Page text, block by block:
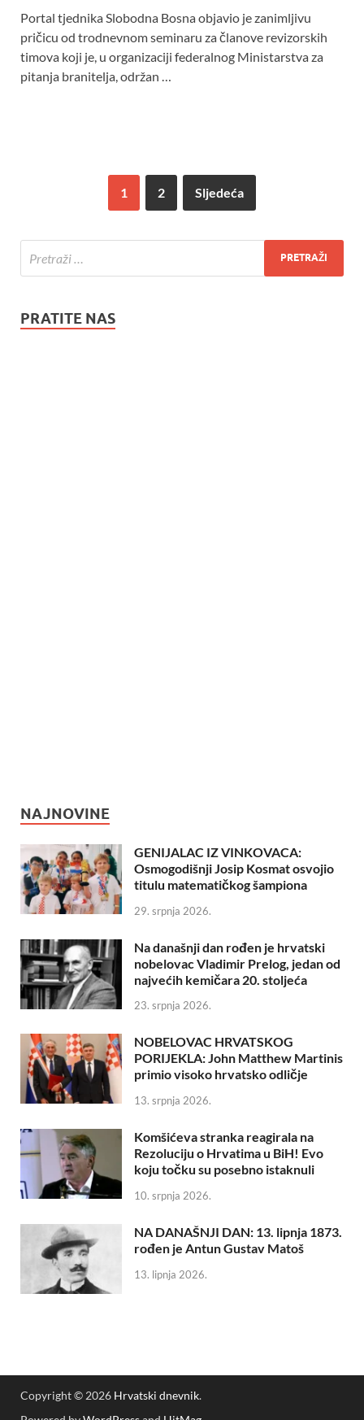
Portal tjednika Slobodna Bosna objavio je zanimljivu
pričicu od trodnevnom seminaru za članove revizorskih
timova koji je, u organizaciji federalnog Ministarstva za
pitanja branitelja, održan …
1 2 Sljedeća
PRATITE NAS
NAJNOVINE
GENIJALAC IZ VINKOVACA:
Osmogodišnji Josip Kosmat osvojio
titulu matematičkog šampiona
29. srpnja 2026.
Na današnji dan rođen je hrvatski
nobelovac Vladimir Prelog, jedan od
najvećih kemičara 20. stoljeća
23. srpnja 2026.
NOBELOVAC HRVATSKOG
PORIJEKLA: John Matthew Martinis
primio visoko hrvatsko odličje
13. srpnja 2026.
Komšićeva stranka reagirala na
Rezoluciju o Hrvatima u BiH! Evo
koju točku su posebno istaknuli
10. srpnja 2026.
NA DANAŠNJI DAN: 13. lipnja 1873.
rođen je Antun Gustav Matoš
13. lipnja 2026.
Copyright © 2026 Hrvatski dnevnik.